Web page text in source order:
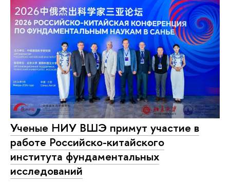
Ученые НИУ ВШЭ примут участие в
работе Российско-китайского
института фундаментальных
исследований